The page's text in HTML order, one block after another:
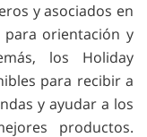
y asociados en
orientación y
los Holiday
para recibir a
y ayudar a los
productos.